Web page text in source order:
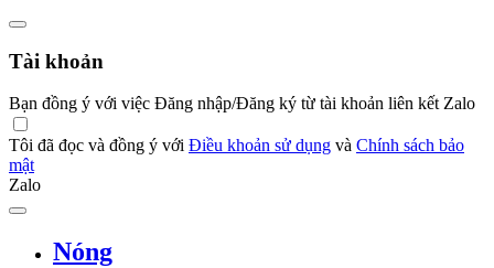
Tài khoản
Bạn đồng ý với việc Đăng nhập/Đăng ký từ tài khoản liên kết Zalo
Tôi đã đọc và đồng ý với Điều khoản sử dụng và Chính sách bảo
mật
Zalo
Nóng